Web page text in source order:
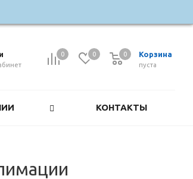
0 0 Корзина
0
пуста
0
КОНТАКТЫ